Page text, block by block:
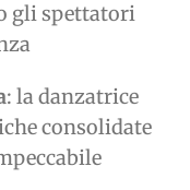
gli spettatori
: la danzatrice
consolidate